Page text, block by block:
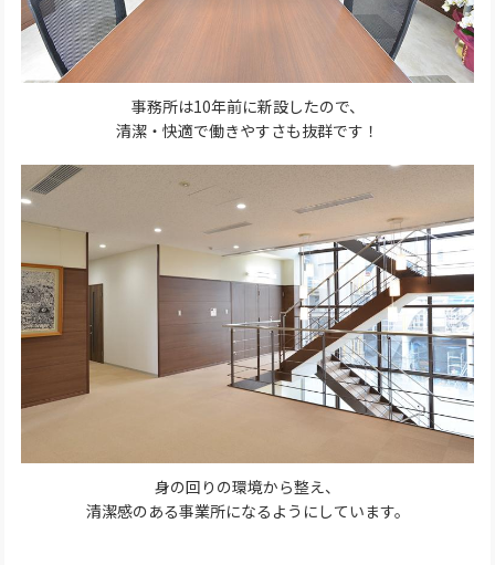
事務所は10年前に新設したので、
清潔・快適で働きやすさも抜群です！
身の回りの環境から整え、
清潔感のある事業所になるようにしています。